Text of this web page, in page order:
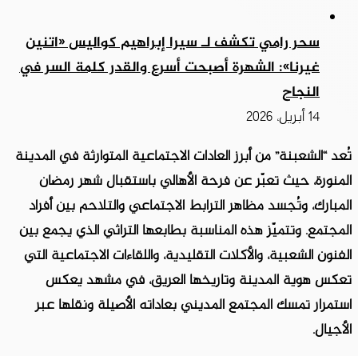
سحر رامي تكشف لـ سيرا إبراهيم كواليس «اتنين
غيرنا»: الشهرة أصبحت أسرع والقدر كلمة السر في
النجاح
14 أبريل، 2026
تُعد “الشعبنة” من أبرز العادات الاجتماعية المتوارثة في المدينة
المنورة، حيث تعبّر عن فرحة الأهالي باستقبال شهر رمضان
المبارك، وتُجسد مظاهر الترابط الاجتماعي والتلاحم بين أفراد
المجتمع. وتتميّز هذه المناسبة بطابعها التراثي الذي يجمع بين
الفنون الشعبية، والأكلات التقليدية، واللقاءات الاجتماعية التي
تعكس هوية المدينة وتاريخها العريق، في مشهد يعكس
استمرار تمسك المجتمع المديني بعاداته الأصيلة ونقلها عبر
الأجيال.